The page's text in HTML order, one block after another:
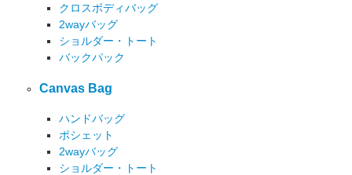
クロスボディバッグ
2wayバッグ
ショルダー・トート
バックパック
Canvas Bag
ハンドバッグ
ポシェット
2wayバッグ
ショルダー・トート